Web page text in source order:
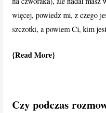
więcej, powiedz mi, z czego
szczotki, a powiem Ci, kim
Read More
Czy podczas